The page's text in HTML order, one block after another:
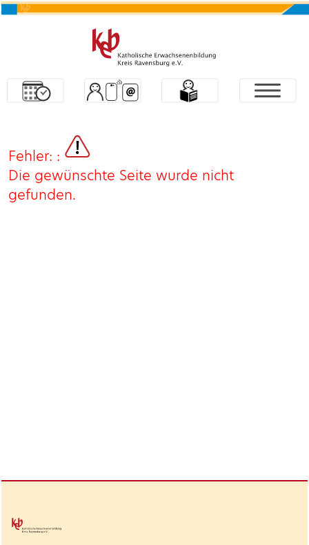
Fehler: :
Die gewünschte Seite wurde nicht
gefunden.